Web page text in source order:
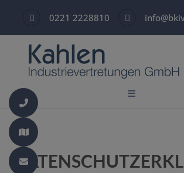
Telefon 0221 2228810
E-Mail
0221 2228810
Methweg 12, 50823 Köln
info@bkiv.de